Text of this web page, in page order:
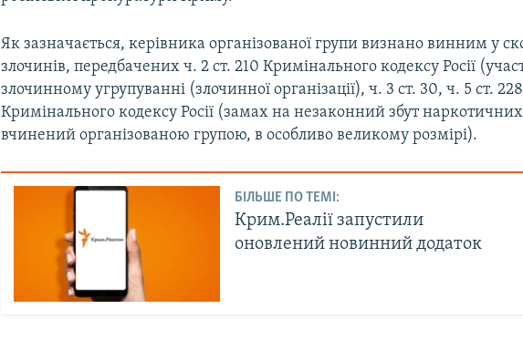
Як зазначається, керівника організованої групи визнано винним у
злочинів, передбачених ч. 2 ст. 210 Кримінального кодексу Росії
злочинному угрупуванні (злочинної організації), ч. 3 ст. 30, ч. 5 ст.
Кримінального кодексу Росії (замах на незаконний збут наркотичних
вчинений організованою групою, в особливо великому розмірі).
БІЛЬШЕ ПО ТЕМІ:
Крим.Реалії запустили
оновлений новинний додаток